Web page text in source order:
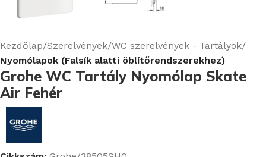
Kezdőlap Szerelvények WC szerelvények - Tartályok
Nyomólapok (Falsík alatti öblítőrendszerekhez)
Grohe WC Tartály Nyomólap Skate
Air Fehér